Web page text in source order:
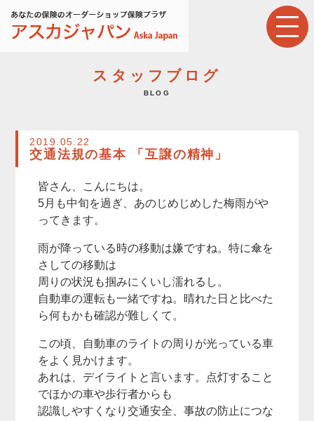
スタッフブログ
BLOG
2019.05.22
交通法規の基本 「互譲の精神」
皆さん、こんにちは。
5月も中旬を過ぎ、あのじめじめした梅雨がや
ってきます。
雨が降っている時の移動は嫌ですね。特に傘を
さしての移動は
周りの状況も掴みにくいし濡れるし。
自動車の運転も一緒ですね。晴れた日と比べた
ら何もかも確認が難しくて。
この頃、自動車のライトの周りが光っている車
をよく見かけます。
あれは、デイライトと言います。点灯すること
でほかの車や歩行者からも
認識しやすくなり交通安全、事故の防止につな